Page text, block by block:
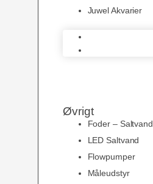
Juwel Akvarier
Øvrigt
Foder – Saltvand
LED Saltvand
Flowpumper
Måleudstyr